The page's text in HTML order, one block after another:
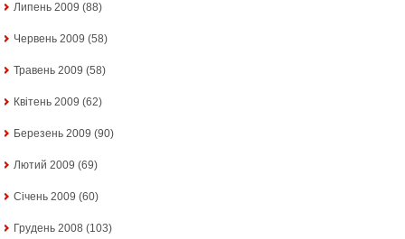
Липень 2009 (88)
Червень 2009 (58)
Травень 2009 (58)
Квітень 2009 (62)
Березень 2009 (90)
Лютий 2009 (69)
Січень 2009 (60)
Грудень 2008 (103)